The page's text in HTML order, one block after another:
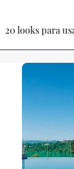
20 looks para